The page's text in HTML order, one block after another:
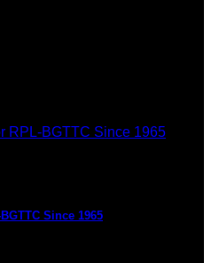
Since 1965